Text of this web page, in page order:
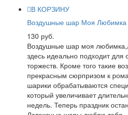
В КОРЗИНУ
Воздушные шар Моя Любимка
130 руб.
Воздушные шар моя
здесь идеально подходит
торжеств. Кроме того такие
прекрасным сюрпризом к
шарики обрабатываются
который увеличивает
недель. Теперь праздник